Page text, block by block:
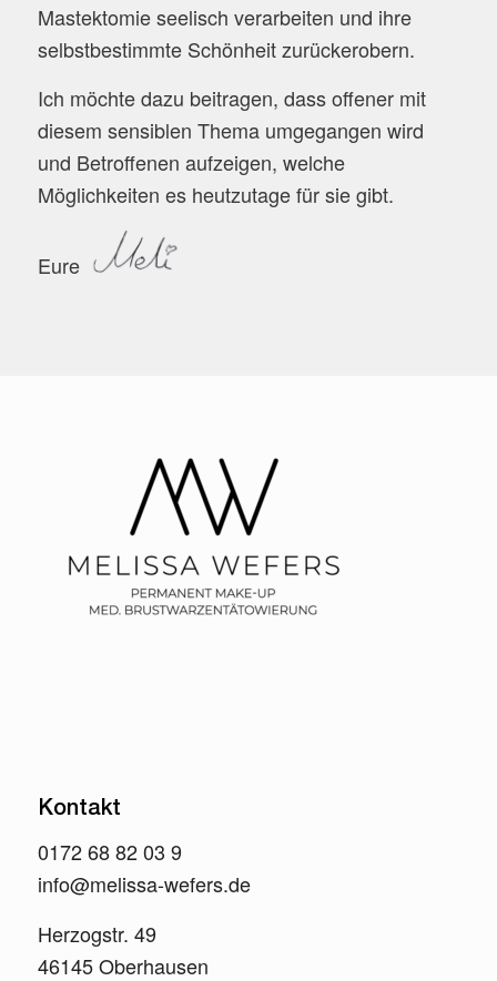
Mastektomie seelisch verarbeiten und ihre
selbstbestimmte Schönheit zurückerobern.
Ich möchte dazu beitragen, dass offener mit
diesem sensiblen Thema umgegangen wird
und Betroffenen aufzeigen, welche
Möglichkeiten es heutzutage für sie gibt.
Eure
Kontakt
0172 68 82 03 9
info@melissa-wefers.de
Herzogstr. 49
46145 Oberhausen